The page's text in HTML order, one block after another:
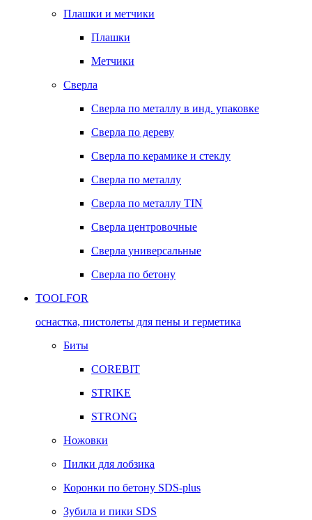
Плашки и метчики
Плашки
Метчики
Сверла
Сверла по металлу в инд. упаковке
Сверла по дереву
Сверла по керамике и стеклу
Сверла по металлу
Сверла по металлу TIN
Сверла центровочные
Сверла универсальные
Сверла по бетону
TOOLFOR
оснастка, пистолеты для пены и герметика
Биты
COREBIT
STRIKE
STRONG
Ножовки
Пилки для лобзика
Коронки по бетону SDS-plus
Зубила и пики SDS